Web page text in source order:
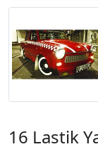
16 Lastik